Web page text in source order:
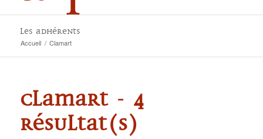
Les adhérents
Accueil / Clamart
Clamart - 4
résultat(s)